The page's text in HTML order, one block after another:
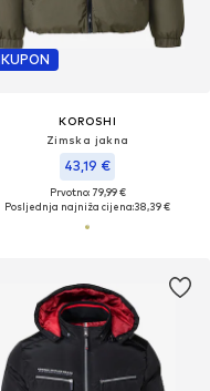
KUPON
KOROSHI
Zimska jakna
43,19 €
Prvotno: 79,99 €
Posljednja najniža cijena:38,39 €